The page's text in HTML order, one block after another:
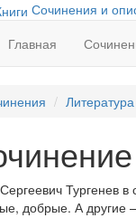
Сочинения и
Главная
Литература
Тургенев
добрые. А другие